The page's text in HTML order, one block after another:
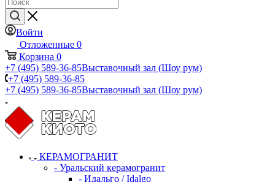
Войти
Отложенные 0
Корзина 0
+7 (495) 589-36-85Выставочный зал (Шоу рум)
+7 (495) 589-36-85
+7 (495) 589-36-85Выставочный зал (Шоу рум)
КЕРАМОГРАНИТ
- Уральский керамогранит
- Идальго / Idalgo